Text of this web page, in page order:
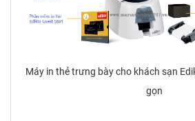
Máy in thẻ trưng bày cho khách sạn
gọn